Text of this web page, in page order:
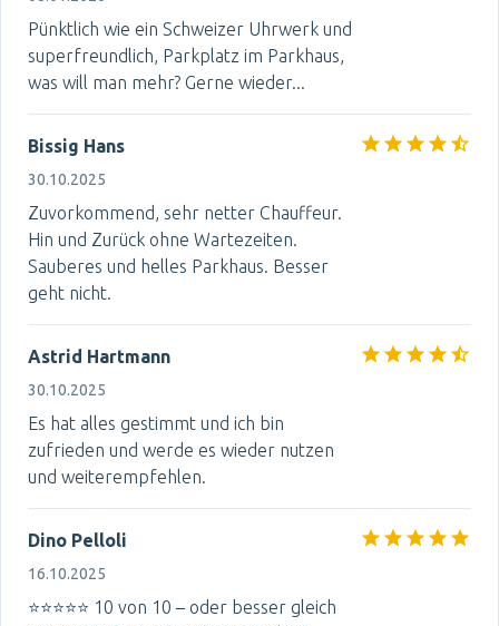
Pünktlich wie ein Schweizer Uhrwerk und
superfreundlich, Parkplatz im Parkhaus,
was will man mehr? Gerne wieder...
Bissig Hans
30.10.2025
Zuvorkommend, sehr netter Chauffeur.
Hin und Zurück ohne Wartezeiten.
Sauberes und helles Parkhaus. Besser
geht nicht.
Astrid Hartmann
30.10.2025
Es hat alles gestimmt und ich bin
zufrieden und werde es wieder nutzen
und weiterempfehlen.
Dino Pelloli
16.10.2025
⭐⭐⭐⭐⭐ 10 von 10 – oder besser gleich